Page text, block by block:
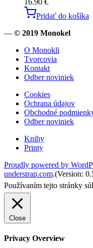
Pridať do košíka
— © 2019 Monokel
O Monokli
Tvorcovia
Kontakt
Odber noviniek
Cookies
Ochrana údajov
Obchodné
Odber noviniek
Knihy
Printy
Proudly powered by
understrap.com.(Version:
Používaním tejto stránky
Close
Privacy Overview